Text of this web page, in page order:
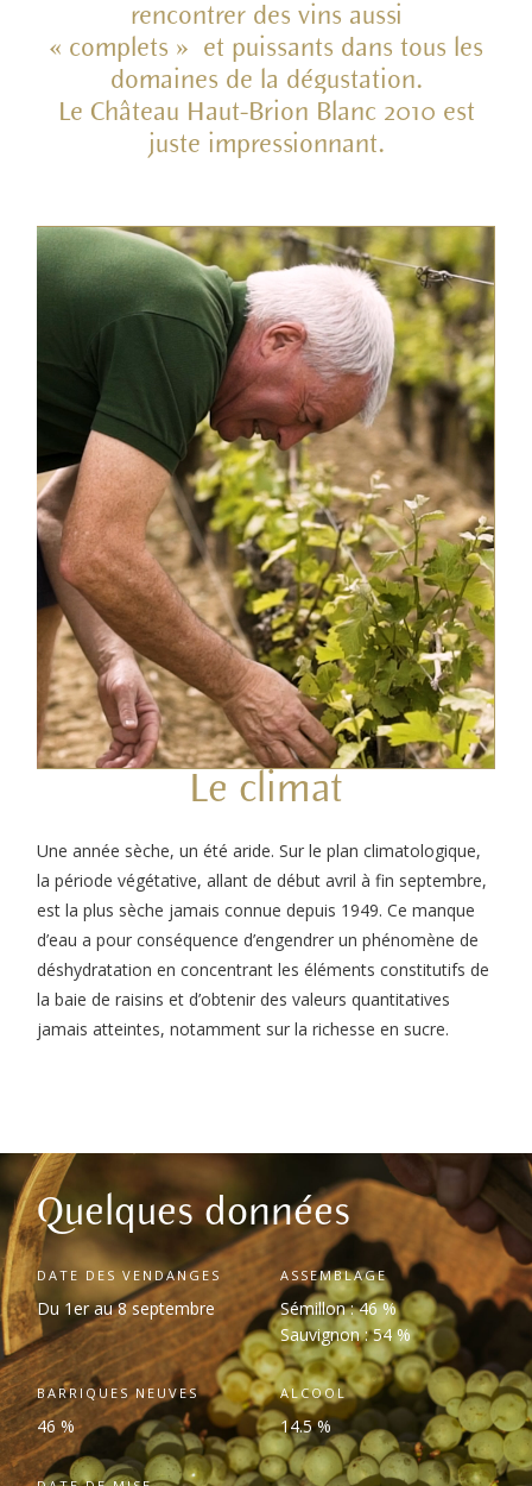
rencontrer des vins aussi
« complets » et puissants dans tous les
domaines de la dégustation.
Le Château Haut-Brion Blanc 2010 est
juste impressionnant.
Le climat
Une année sèche, un été aride. Sur le plan climatologique,
la période végétative, allant de début avril à fin septembre,
est la plus sèche jamais connue depuis 1949. Ce manque
d’eau a pour conséquence d’engendrer un phénomène de
déshydratation en concentrant les éléments constitutifs de
la baie de raisins et d’obtenir des valeurs quantitatives
jamais atteintes, notamment sur la richesse en sucre.
Quelques données
DATE DES VENDANGES
Du 1erau 8 septembre
ASSEMBLAGE
Sémillon : 46 %
Sauvignon : 54 %
BARRIQUES NEUVES
46 %
ALCOOL
14.5 %